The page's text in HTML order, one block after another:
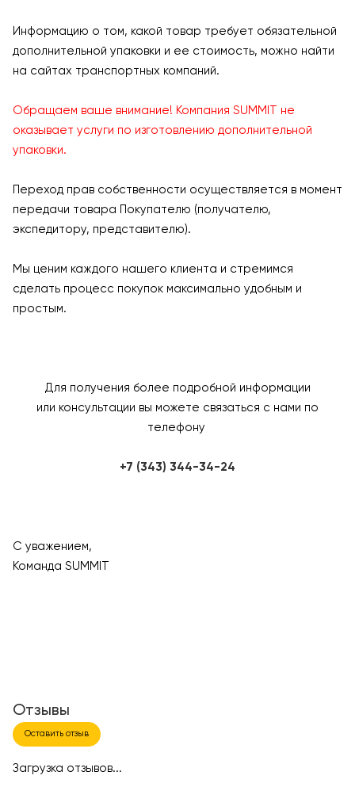
Информацию о том, какой товар требует обязательной
дополнительной упаковки и ее стоимость, можно найти
на сайтах транспортных компаний.
Обращаем ваше внимание! Компания SUMMIT не
оказывает услуги по изготовлению дополнительной
упаковки.
Переход прав собственности осуществляется в момент
передачи товара Покупателю (получателю,
экспедитору, представителю).
Мы ценим каждого нашего клиента и стремимся
сделать процесс покупок максимально удобным и
простым.
Для получения более подробной информации
или консультации вы можете связаться с нами по
телефону
+7 (343) 344-34-24
С уважением,
Команда SUMMIT
Отзывы
Оставить отзыв
Загрузка отзывов...